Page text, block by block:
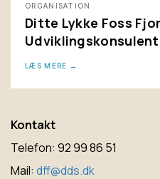
ORGANISATION
Ditte Lykke Foss
Udviklingskonsulent
LÆS MERE
Kontakt
Telefon: 92 99 86 51
Mail: dff@dds.dk